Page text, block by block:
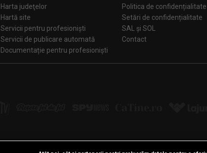
Harta judeţelor
Hartă site
Servicii pentru profesioniști
Servicii de publicare automată
Documentație pentru profesioniști
Politica de confidențialitate
Setări de confidențialitate
SAL și SOL
Contact